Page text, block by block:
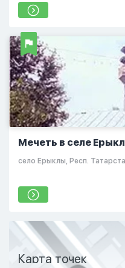
Мечеть в селе
село Ерыклы, Респ.
Карта точек